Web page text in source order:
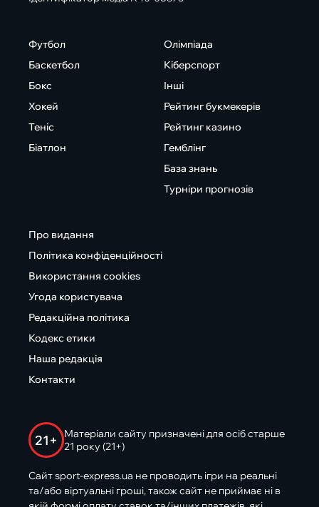
Футбол
Баскетбол
Бокс
Хокей
Теніс
Біатлон
Олімпіада
Кіберспорт
Інші
Рейтинг букмекерів
Рейтинг казино
Гемблінг
База знань
Турніри прогнозів
Про видання
Політика конфіденційності
Використання cookies
Угода користувача
Редакційна політика
Кодекс етики
Наша редакція
Контакти
21+
Матеріали сайту призначені для осіб старше
21 року (21+)
Сайт sport-express.ua не проводить ігри на реальні
та/або віртуальні гроші, також сайт не приймає ні в